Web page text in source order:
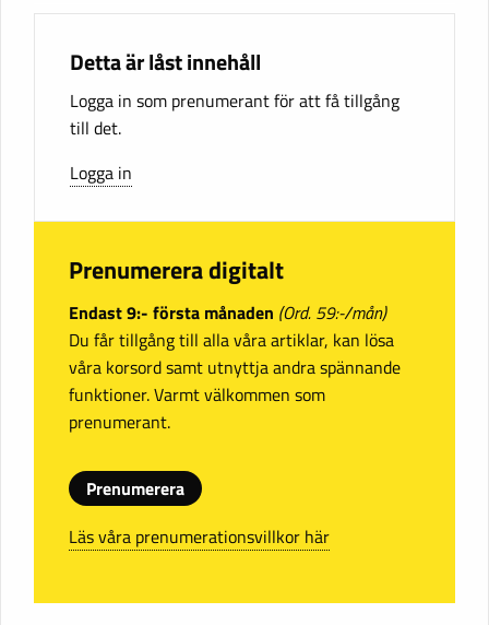
Detta är låst innehåll
Logga in som prenumerant för att få tillgång
till det.
Logga in
Prenumerera digitalt
Endast 9:- första månaden (Ord. 59:-/mån)
Du får tillgång till alla våra artiklar, kan lösa
våra korsord samt utnyttja andra spännande
funktioner. Varmt välkommen som
prenumerant.
Prenumerera
Läs våra prenumerationsvillkor här